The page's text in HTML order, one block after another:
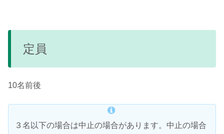
定員
10名前後
３名以下の場合は中止の場合があります。中止の場合